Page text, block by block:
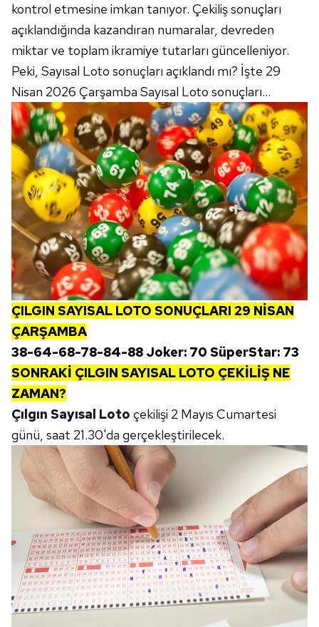
kontrol etmesine imkan tanıyor. Çekiliş sonuçları
açıklandığında kazandıran numaralar, devreden
miktar ve toplam ikramiye tutarları güncelleniyor.
Peki, Sayısal Loto sonuçları açıklandı mı? İşte 29
Nisan 2026 Çarşamba Sayısal Loto sonuçları...
ÇILGIN SAYISAL LOTO SONUÇLARI 29 NİSAN
ÇARŞAMBA
38-64-68-78-84-88 Joker: 70 SüperStar: 73
SONRAKİ ÇILGIN SAYISAL LOTO ÇEKİLİŞ NE
ZAMAN?
Çılgın Sayısal Loto çekilişi 2 Mayıs Cumartesi
günü, saat 21.30'da gerçekleştirilecek.